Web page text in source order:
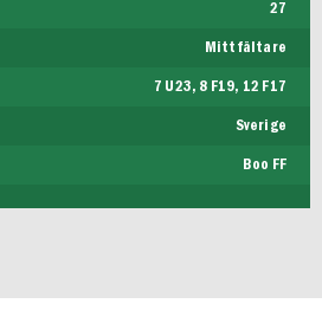
27
Mittfältare
7 U23, 8 F19, 12 F17
Sverige
Boo FF